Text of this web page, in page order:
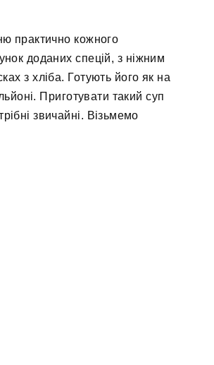
практично кожного
доданих спецій, з ніжним
з хліба. Готують його як на
Приготувати такий суп
звичайні. Візьмемо